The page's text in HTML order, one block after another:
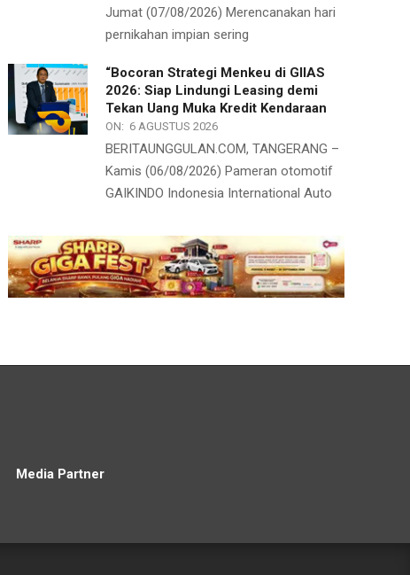
Jumat (07/08/2026) Merencanakan hari
pernikahan impian sering
“Bocoran Strategi Menkeu di GIIAS
2026: Siap Lindungi Leasing demi
Tekan Uang Muka Kredit Kendaraan
ON: 6 AGUSTUS 2026
BERITAUNGGULAN.COM, TANGERANG –
Kamis (06/08/2026) Pameran otomotif
GAIKINDO Indonesia International Auto
Media Partner